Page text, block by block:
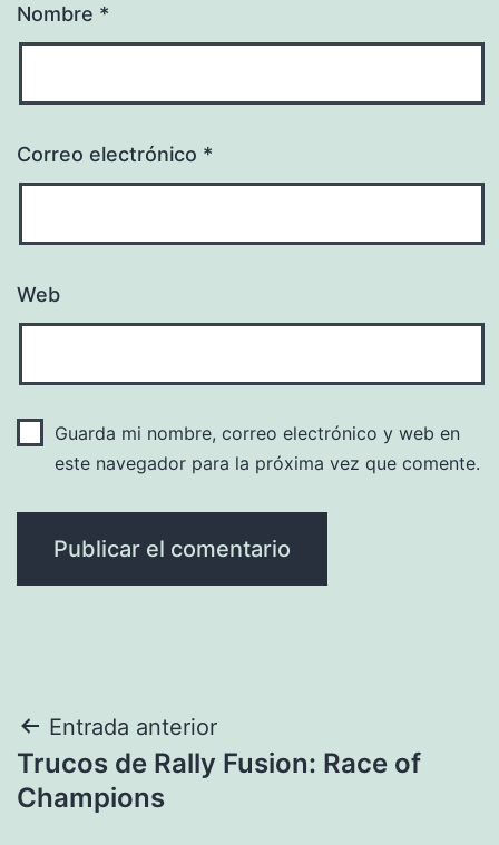
Nombre *
Correo electrónico *
Web
Guarda mi nombre, correo electrónico y web en
este navegador para la próxima vez que comente.
Navegación
de
Entrada anterior
Trucos de Rally Fusion: Race of
Champions